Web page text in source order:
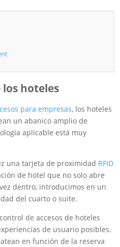
hoteles
para empresas, los hoteles
un abanico amplio de
aplicable está muy
una tarjeta de proximidad RFID
de hotel que no solo abre
dentro, introducimos en un
del cuarto o suite.
de accesos de hoteles
de usuario posibles.
en función de la reserva